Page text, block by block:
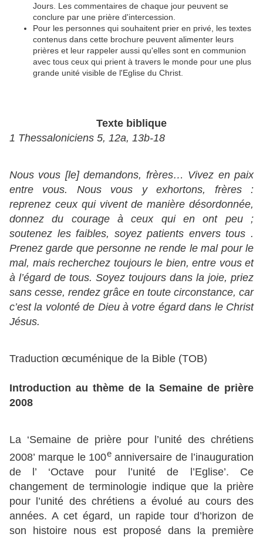
Jours. Les commentaires de chaque jour peuvent se
conclure par une prière d'intercession.
Pour les personnes qui souhaitent prier en privé, les textes
contenus dans cette brochure peuvent alimenter leurs
prières et leur rappeler aussi qu'elles sont en communion
avec tous ceux qui prient à travers le monde pour une plus
grande unité visible de l'Eglise du Christ.
Texte biblique
1 Thessaloniciens 5, 12a, 13b-18
Nous vous [le] demandons, frères… Vivez en paix
entre vous. Nous vous y exhortons, frères :
reprenez ceux qui vivent de manière désordonnée,
donnez du courage à ceux qui en ont peu ;
soutenez les faibles, soyez patients envers tous .
Prenez garde que personne ne rende le mal pour le
mal, mais recherchez toujours le bien, entre vous et
à l’égard de tous. Soyez toujours dans la joie, priez
sans cesse, rendez grâce en toute circonstance, car
c’est la volonté de Dieu à votre égard dans le Christ
Jésus.
Traduction œcuménique de la Bible (TOB)
Introduction au thème de la Semaine de prière
2008
La ‘Semaine de prière pour l’unité des chrétiens
2008’ marque le 100eanniversaire de l’inauguration
de l’ ‘Octave pour l’unité de l’Eglise’. Ce
changement de terminologie indique que la prière
pour l’unité des chrétiens a évolué au cours des
années. A cet égard, un rapide tour d’horizon de
son histoire nous est proposé dans la première